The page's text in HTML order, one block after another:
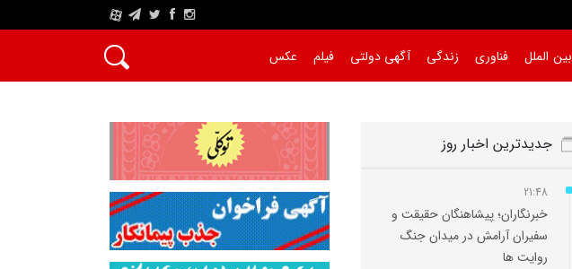
A
بین الملل فناوری زندگی آگهی دولتی فیلم عکس
جدیدترین اخبار روز
21:48
خبرنگاران؛ پیشاهنگان حقیقت و
سفیران آرامش در میدان جنگ
روایت‌ ها